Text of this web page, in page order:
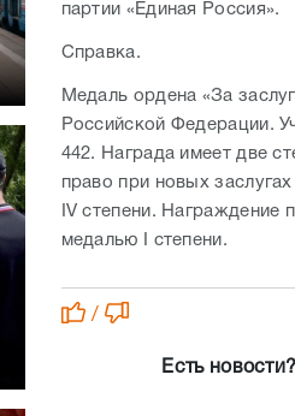
партии «Единая Россия».
Справка.
Медаль ордена «За
Российской Федерации.
442. Награда имеет две
право при новых
IV степени. Награждение
медалью I степени.
/
Есть